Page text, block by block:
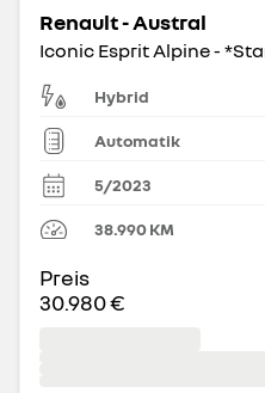
Renault - Austral
Iconic Esprit Alpine -
Hybrid
Automatik
5/2023
38.990KM
Preis
30.980 €